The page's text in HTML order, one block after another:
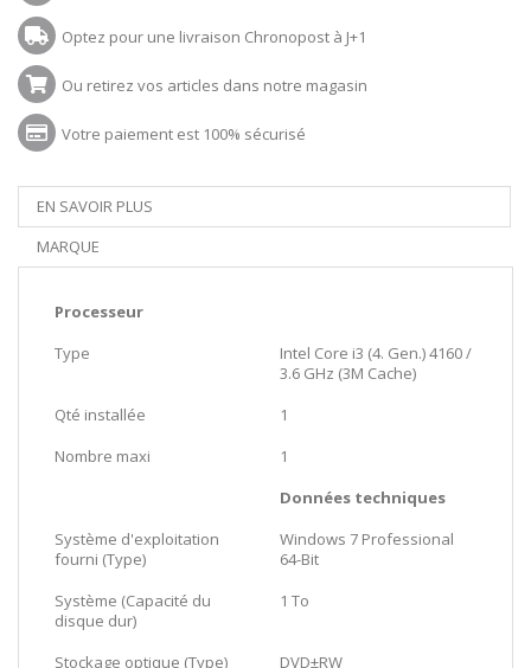
Optez pour une livraison Chronopost à J+1
Ou retirez vos articles dans notre magasin
Votre paiement est 100% sécurisé
EN SAVOIR PLUS
MARQUE
Processeur
Type
Intel Core i3 (4. Gen.) 4160 /
3.6 GHz (3M Cache)
Qté installée
1
Nombre maxi
1
Données techniques
Système d'exploitation
fourni (Type)
Windows 7 Professional
64-Bit
Système (Capacité du
disque dur)
1 To
Stockage optique (Type) DVD±RW